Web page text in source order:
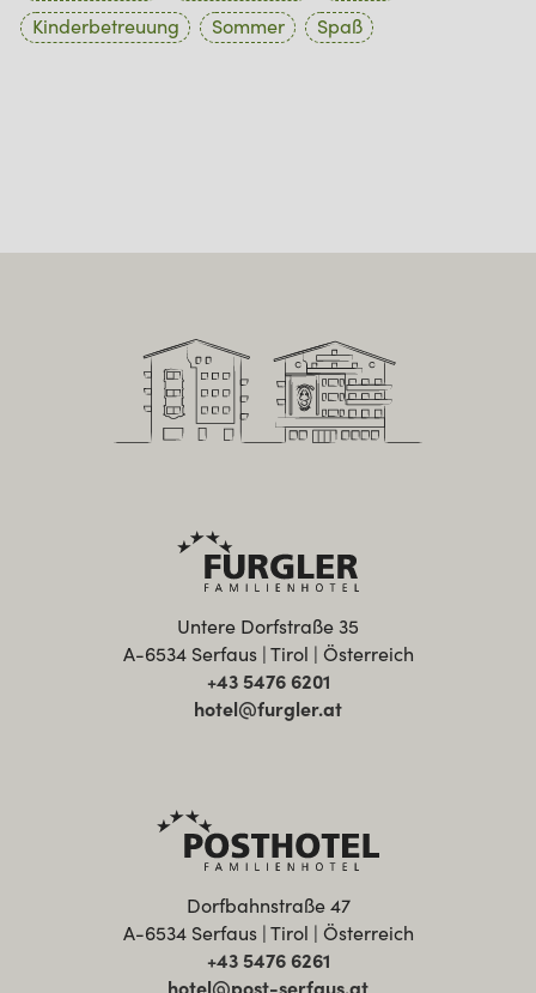
Kinderbetreuung
Sommer Spaß
Untere Dorfstraße 35
A-6534 Serfaus | Tirol | Österreich
+43 5476 6201
hotel@furgler.at
Dorfbahnstraße 47
A-6534 Serfaus | Tirol | Österreich
+43 5476 6261
hotel@post-serfaus.at